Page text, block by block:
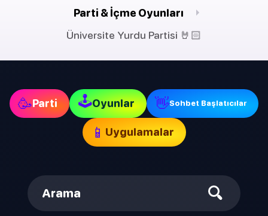
Parti & İçme Oyunları
Üniversite Yurdu Partisi 🤘🏻
🥳Parti 🕹Oyunlar 👋Sohbet Başlatıcılar
📱 Uygulamalar
Arama